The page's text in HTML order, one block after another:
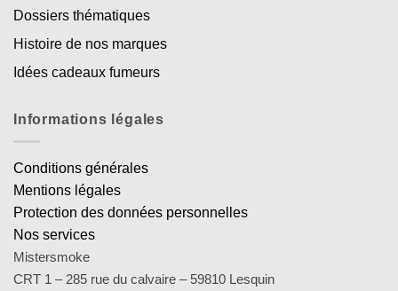
Dossiers thématiques
Histoire de nos marques
Idées cadeaux fumeurs
Informations légales
Conditions générales
Mentions légales
Protection des données personnelles
Nos services
Mistersmoke
CRT 1 – 285 rue du calvaire – 59810 Lesquin